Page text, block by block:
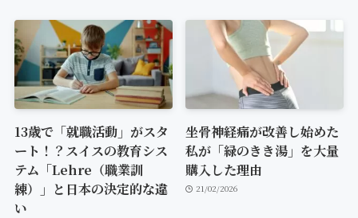
13歳で「就職活動」がスタ
ート！？スイスの教育シス
テム「Lehre（職業訓
練）」と日本の決定的な違
い
坐骨神経痛が改善し始めた
私が「緑のきき湯」を大量
購入した理由
21/02/2026